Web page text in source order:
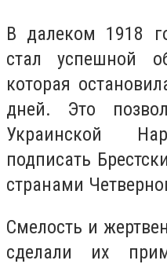
В далеком 1918
стал успешной
которая
дней. Это
Украинской
подписать
странами
Смелость и
сделали их